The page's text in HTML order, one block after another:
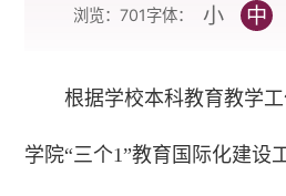
浏览： 701字体： 小 中
根据学校本科教育教学
学院“三个1”教育国际化建设